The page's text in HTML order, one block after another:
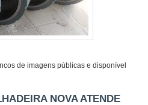
de imagens públicas e disponível
NOVA ATENDE